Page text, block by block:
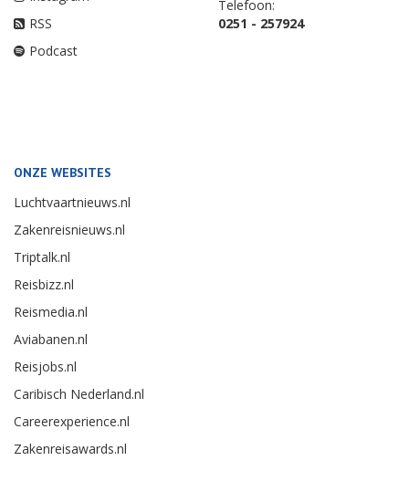
RSS
Podcast
Telefoon:
0251 - 257924
ONZE WEBSITES
Luchtvaartnieuws.nl
Zakenreisnieuws.nl
Triptalk.nl
Reisbizz.nl
Reismedia.nl
Aviabanen.nl
Reisjobs.nl
Caribisch Nederland.nl
Careerexperience.nl
Zakenreisawards.nl